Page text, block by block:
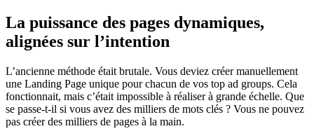
La puissance des pages dynamiques,
alignées sur l’intention
L’ancienne méthode était brutale. Vous deviez créer manuellement
une Landing Page unique pour chacun de vos top ad groups. Cela
fonctionnait, mais c’était impossible à réaliser à grande échelle. Que
se passe-t-il si vous avez des milliers de mots clés ? Vous ne pouvez
pas créer des milliers de pages à la main.